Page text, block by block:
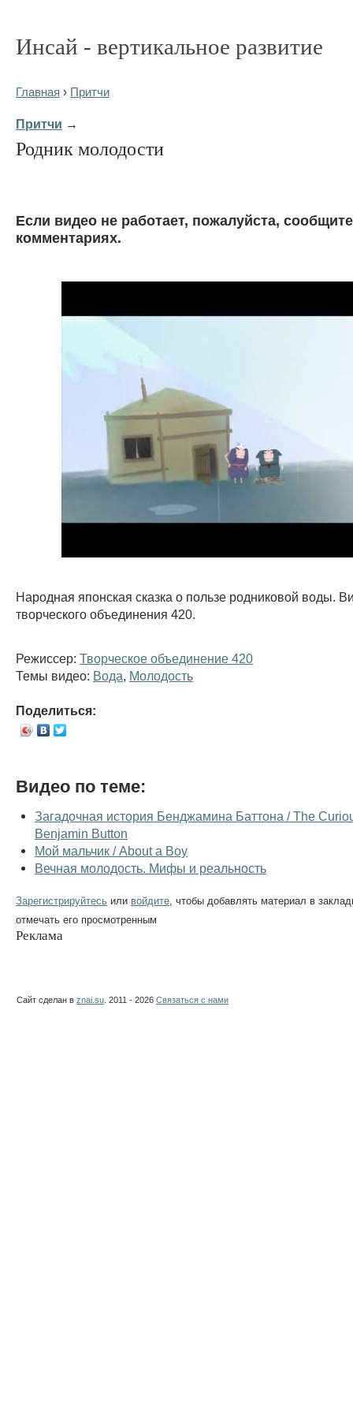
Инсай - вертикальное развитие
Главная › Притчи
Притчи →
Родник молодости
Eсли видео не работает, пожалуйста,
комментариях.
Народная японская сказка о пользе родниковой воды.
творческого объединения 420.
Режиссер: Творческое объединение 420
Темы видео: Вода Молодость
Поделиться:
Видео по теме:
Загадочная история Бенджамина Баттона / The
Benjamin Button
Мой мальчик / About a Boy
Вечная молодость. Мифы и реальность
Зарегистрируйтесь или войдите , чтобы добавлять материал в
отмечать его просмотренным
Реклама
Сайт сделан в znai.su . 2011 - 2026 Связаться с нами